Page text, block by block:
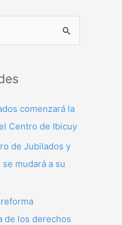
comenzará la
Centro de Ibicuy
de Jubilados y
mudará a su
de los derechos